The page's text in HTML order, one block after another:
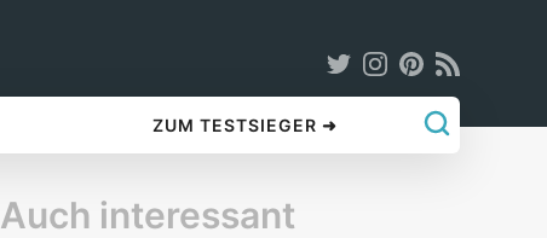
ZUM TESTSIEGER ➜
Auch interessant